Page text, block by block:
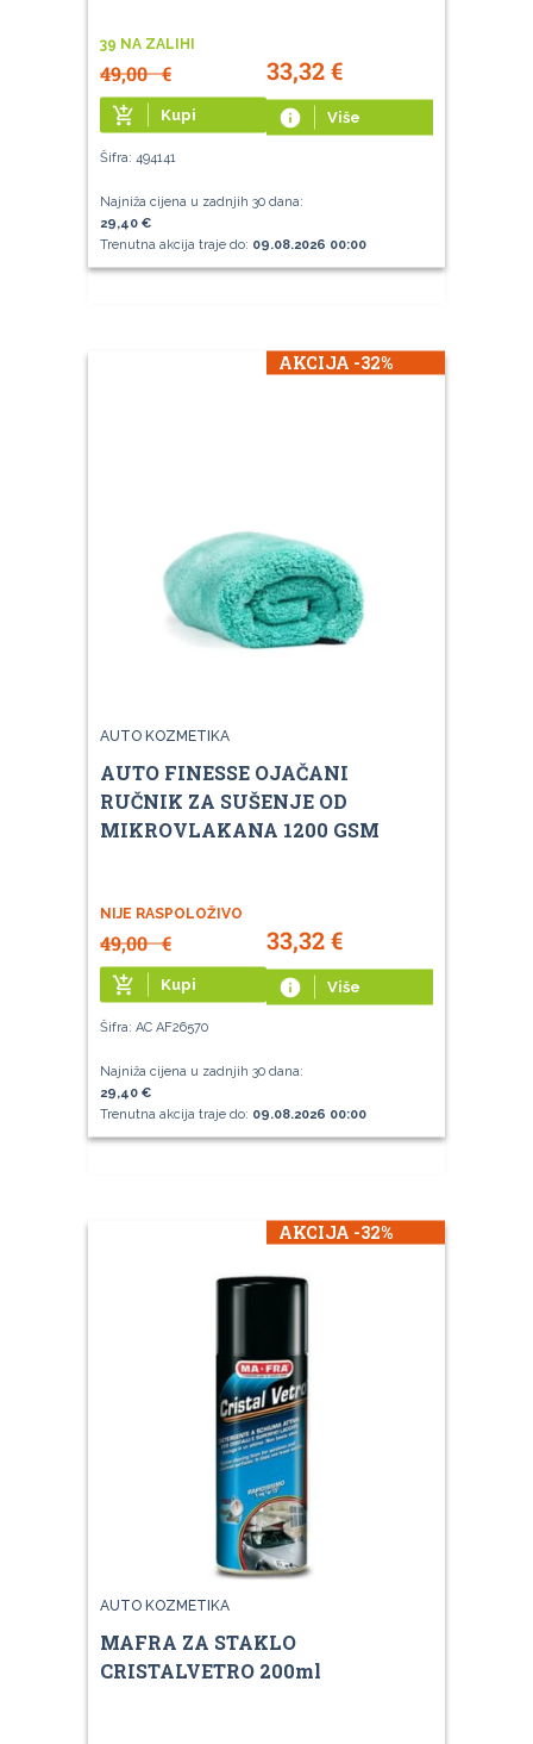
39 NA ZALIHI
49,00€ 33,32€
add_shopping_cart Kupi info Više
Šifra: 494141
Najniža cijena u zadnjih 30 dana:
29,40 €
Trenutna akcija traje do: 09.08.2026 00:00
AKCIJA -32%
AUTO KOZMETIKA
AUTO FINESSE OJAČANI
RUČNIK ZA SUŠENJE OD
MIKROVLAKANA 1200 GSM
NIJE RASPOLOŽIVO
49,00€ 33,32€
add_shopping_cart Kupi info Više
Šifra: AC AF26570
Najniža cijena u zadnjih 30 dana:
29,40 €
Trenutna akcija traje do: 09.08.2026 00:00
AKCIJA -32%
AUTO KOZMETIKA
MAFRA ZA STAKLO
CRISTALVETRO 200ml